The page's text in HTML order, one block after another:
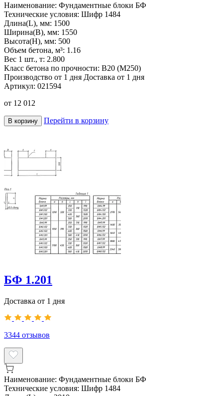
Наименование: Фундаментные блоки БФ
Технические условия: Шифр 1484
Длина(L), мм: 1500
Ширина(B), мм: 1550
Высота(H), мм: 500
Объем бетона, м³: 1.16
Вес 1 шт., т: 2.800
Класс бетона по прочности: B20 (M250)
Производство от 1 дня Доставка от 1 дня
Артикул: 021594
от 12 012
В корзину Перейти в корзину
БФ 1.201
Доставка от 1 дня
3344 отзывов
Наименование: Фундаментные блоки БФ
Технические условия: Шифр 1484